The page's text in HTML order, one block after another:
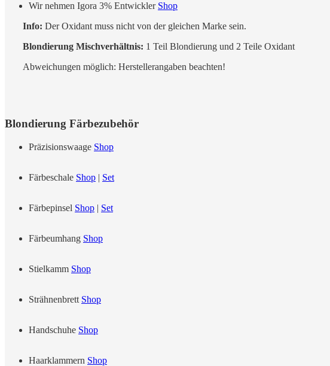
Wir nehmen Igora 3% Entwickler Shop
Info: Der Oxidant muss nicht von der gleichen Marke sein.
Blondierung Mischverhältnis: 1 Teil Blondierung und 2 Teile Oxidant
Abweichungen möglich: Herstellerangaben beachten!
Blondierung Färbezubehör
Präzisionswaage Shop
Färbeschale Shop | Set
Färbepinsel Shop | Set
Färbeumhang Shop
Stielkamm Shop
Strähnenbrett Shop
Handschuhe Shop
Haarklammern Shop